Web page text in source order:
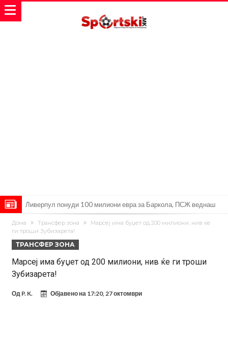
Ливерпул понуди 100 милиони евра за Баркола, ПСЖ веднаш
побара уште 50 милиони
Јувентус се насочил кон напаѓач на Манчестер Јунајтед
Модриќ откри што го натерало да остане во Милан
Стотици навивачи го пречекаа Салах во Истанбул
Арсенал и Њукасл веќе се договорија, Гимарејш заминува
АРСЕНАЛ ГО ЛАДИ ШАМПАЊОТ: Винисиус на праг на Лондон!
Дома Трансфер зона
Марсеј има буџет од 200 милиони, нив ќе
ги троши Зубизарета!
ТРАНСФЕР ЗОНА
Марсеј има буџет од 200 милиони, нив ќе ги троши
Зубизарета!
Од P. K. Објавено на 17:20, 27 октомври